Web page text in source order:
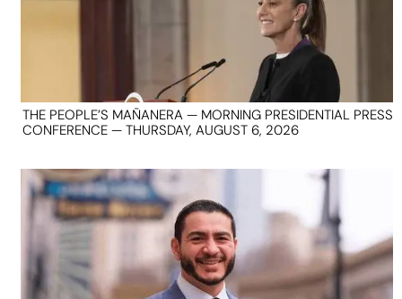
THE PEOPLE’S MAÑANERA — MORNING PRESIDENTIAL PRESS
CONFERENCE — THURSDAY, AUGUST 6, 2026